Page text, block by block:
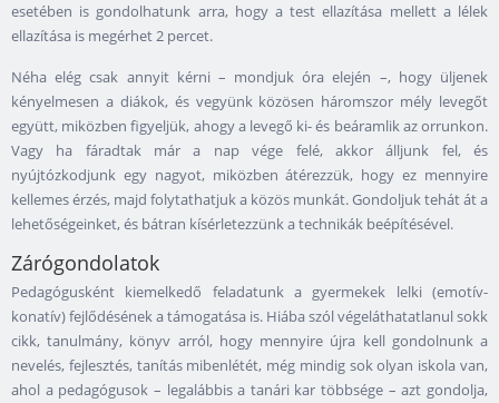
esetében is gondolhatunk arra, hogy a test ellazítása mellett a lélek
ellazítása is megérhet 2 percet.
Néha elég csak annyit kérni – mondjuk óra elején –, hogy üljenek
kényelmesen a diákok, és vegyünk közösen háromszor mély levegőt
együtt, miközben figyeljük, ahogy a levegő ki- és beáramlik az orrunkon.
Vagy ha fáradtak már a nap vége felé, akkor álljunk fel, és
nyújtózkodjunk egy nagyot, miközben átérezzük, hogy ez mennyire
kellemes érzés, majd folytathatjuk a közös munkát. Gondoljuk tehát át a
lehetőségeinket, és bátran kísérletezzünk a technikák beépítésével.
Zárógondolatok
Pedagógusként kiemelkedő feladatunk a gyermekek lelki (emotív-
konatív) fejlődésének a támogatása is. Hiába szól végeláthatatlanul sokk
cikk, tanulmány, könyv arról, hogy mennyire újra kell gondolnunk a
nevelés, fejlesztés, tanítás mibenlétét, még mindig sok olyan iskola van,
ahol a pedagógusok – legalábbis a tanári kar többsége – azt gondolja,